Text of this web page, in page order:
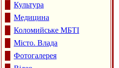
Культура
Медицина
Коломийське МБТІ
Місто. Влада
Фотогалерея